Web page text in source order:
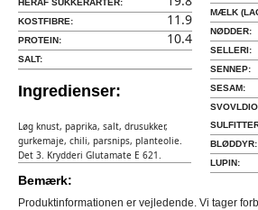
HERAF SUKKERARTER:
KOSTFIBRE: 11.9
PROTEIN: 10.4
SALT:
Ingredienser:
Løg knust, paprika, salt, drusukker,
gurkemaje, chili, parsnips, planteolie.
Det 3. Krydderi Glutamate E 621.
MÆLK
NØDDER:
SELLERI:
SENNEP:
SESAM:
BLØDDYR:
LUPIN:
Bemærk:
Produktinformationen er vejledende. Vi tager